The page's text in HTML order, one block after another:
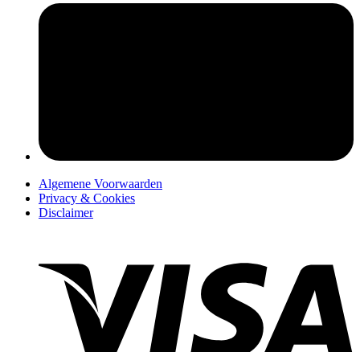
Algemene Voorwaarden
Privacy & Cookies
Disclaimer